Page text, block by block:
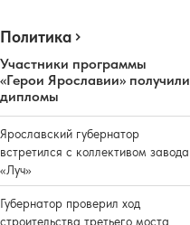
Политика
Участники программы
«Герои Ярославии» получили
дипломы
Ярославский губернатор
встретился с коллективом завода
«Луч»
Губернатор проверил ход
строительства третьего моста